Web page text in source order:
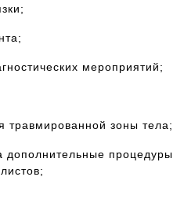
мероприятий;
травмированной зоны тела;
дополнительные процедуры